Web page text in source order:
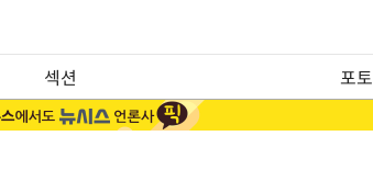
섹션 포토